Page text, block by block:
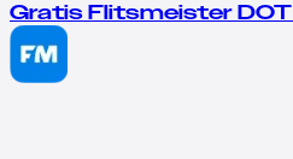
Gratis Flitsmeister DOT